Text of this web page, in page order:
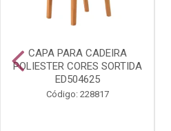
CAPA PARA CADEIRA
POLIESTER CORES SORTIDA
ED504625
Código: 228817